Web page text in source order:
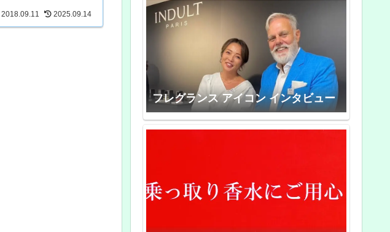
2018.09.11 2025.09.14
フレグランス アイコン インタビュー